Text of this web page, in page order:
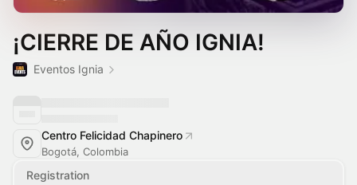
¡CIERRE DE AÑO IGNIA!
Eventos Ignia
Centro Felicidad Chapinero
Bogotá, Colombia
Registration